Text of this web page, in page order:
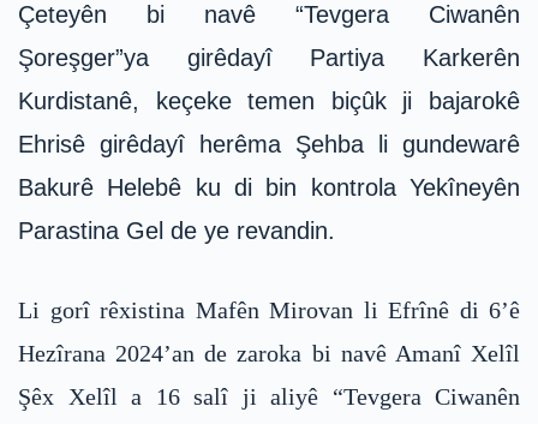
Çeteyên bi navê “Tevgera Ciwanên
Şoreşger”ya girêdayî Partiya Karkerên
Kurdistanê, keçeke temen biçûk ji bajarokê
Ehrisê girêdayî herêma Şehba li gundewarê
Bakurê Helebê ku di bin kontrola Yekîneyên
Parastina Gel de ye revandin.
Li gorî rêxistina Mafên Mirovan li Efrînê di 6’ê
Hezîrana 2024’an de zaroka bi navê Amanî Xelîl
Şêx Xelîl a 16 salî ji aliyê “Tevgera Ciwanên